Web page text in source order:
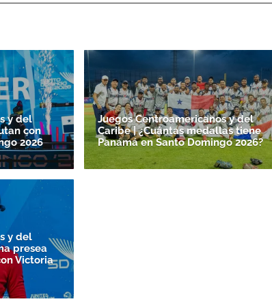
y del
con
2026
Juegos Centroamericanos y del
Caribe | ¿Cuántas medallas tiene
Panamá en Santo Domingo 2026?
y del
presea
Victoria